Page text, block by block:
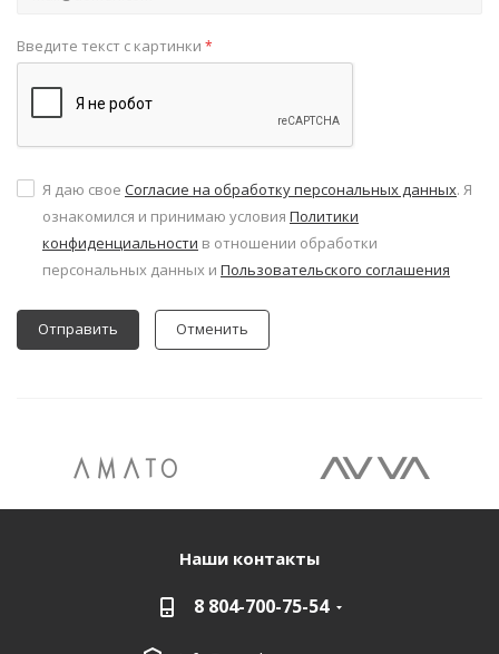
Введите текст с картинки *
Я даю свое Согласие на обработку персональных данных. Я
ознакомился и принимаю условия Политики
конфиденциальности в отношении обработки
персональных данных и Пользовательского соглашения
Отменить
Наши контакты
8 804-700-75-54